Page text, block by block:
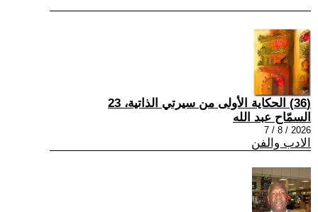
(36) الحكاية الأولى من سيرتي الذاتية، 23
السمّاح عبد الله
2026 / 8 / 7
الادب والفن